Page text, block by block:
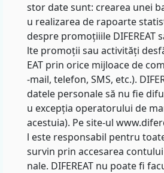
stor date sunt: crearea unei
u realizarea de rapoarte
despre promoțiiile DIFEREAT
lte promoții sau activități
EAT prin orice mijloace de
-mail, telefon, SMS, etc.).
datele personale să nu fie
u excepția operatorului de
acestuia). Pe site-ul
l este responsabil pentru
survin prin accesarea
nale. DIFEREAT nu poate fi